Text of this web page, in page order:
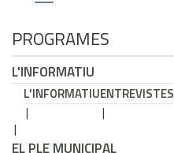
PROGRAMES
L'INFORMATIU
L'INFORMATIUENTREVISTES
EL PLE MUNICIPAL